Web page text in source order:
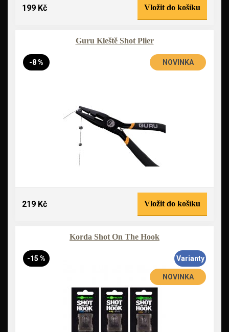
199 Kč Vložit do košíku
Guru Kleště Shot Plier
-8 % NOVINKA
219 Kč Vložit do košíku
Korda Shot On The Hook
-15 %
NOVINKA
Varianty